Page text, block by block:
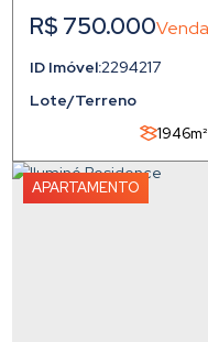
Lote/Terreno
R$ 750.000
2294217
1946m²
APARTAMENTO